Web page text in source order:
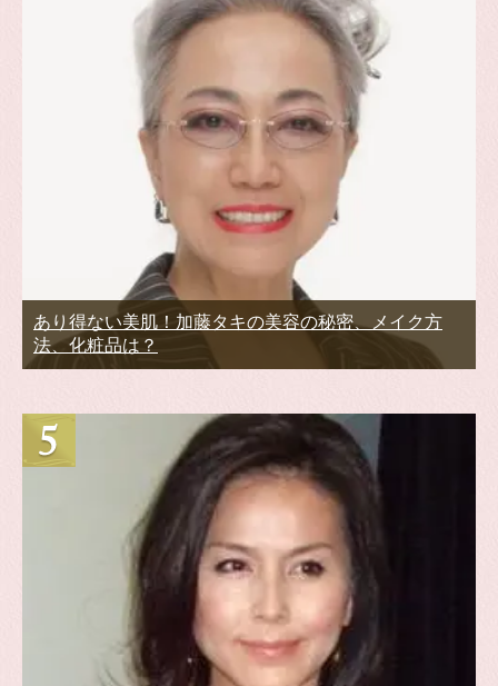
あり得ない美肌！加藤タキの美容の秘密、メイク方
法、化粧品は？